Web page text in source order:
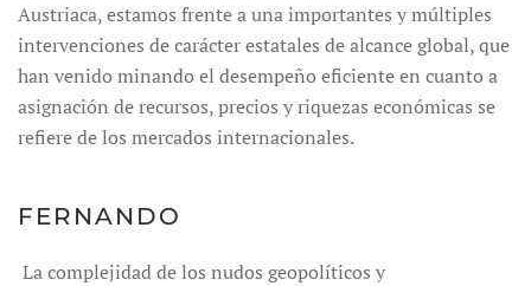
Austriaca, estamos frente a una importantes y múltiples
intervenciones de carácter estatales de alcance global, que
han venido minando el desempeño eficiente en cuanto a
asignación de recursos, precios y riquezas económicas se
refiere de los mercados internacionales.
FERNANDO
La complejidad de los nudos geopolíticos y